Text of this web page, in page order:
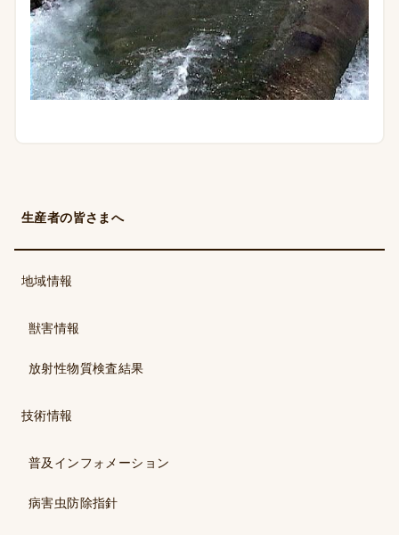
生産者の皆さまへ
地域情報
獣害情報
放射性物質検査結果
技術情報
普及インフォメーション
病害虫防除指針